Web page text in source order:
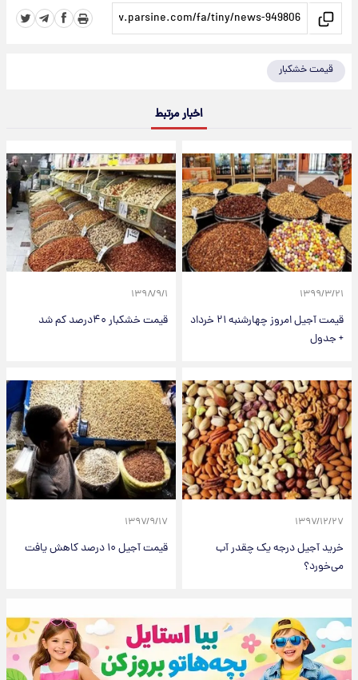
قیمت خشکبار
اخبار مرتبط
۱۳۹۹/۳/۲۱
قیمت آجیل امروز چهارشنبه ۲۱ خرداد
+ جدول
۱۳۹۸/۹/۱
قیمت خشکبار ۴۰درصد کم شد
۱۳۹۷/۱۲/۲۷
خرید آجیل درجه یک چقدر آب
می‌خورد؟‌
۱۳۹۷/۹/۱۷
قیمت آجیل ۱۰ درصد کاهش یافت